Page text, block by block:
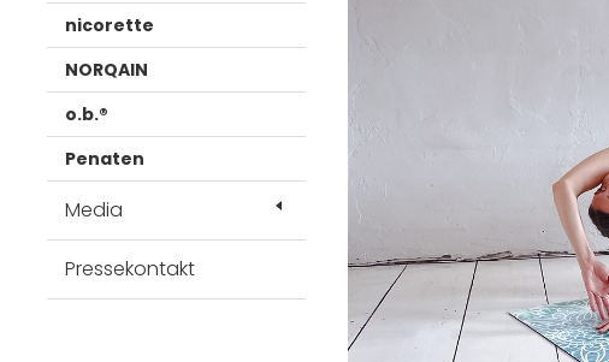
nicorette
NORQAIN
o.b.®
Penaten
Media
Pressekontakt